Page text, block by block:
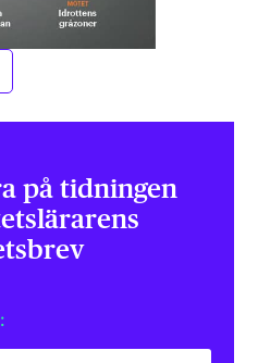
på tidningen